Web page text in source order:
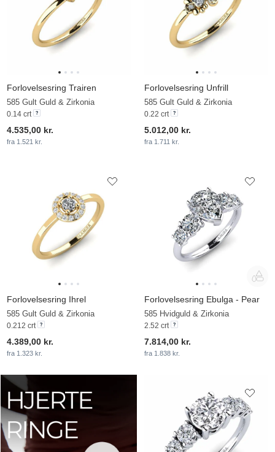
Forlovelsesring Trairen
585 Gult Guld & Zirkonia
0.14 crt
4.535,00 kr.
fra 1.521 kr.
Forlovelsesring Unfrill
585 Gult Guld & Zirkonia
0.22 crt
5.012,00 kr.
fra 1.711 kr.
Forlovelsesring Ihrel
585 Gult Guld & Zirkonia
0.212 crt
4.389,00 kr.
fra 1.323 kr.
Forlovelsesring Ebulga - Pear
585 Hvidguld & Zirkonia
2.52 crt
7.814,00 kr.
fra 1.838 kr.